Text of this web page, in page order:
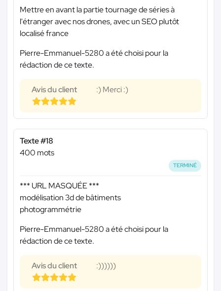
Mettre en avant la partie tournage de séries à
l'étranger avec nos drones, avec un SEO plutôt
localisé france
Pierre-Emmanuel-5280 a été choisi pour la
rédaction de ce texte.
Avis du client :) Merci :)
Texte #18
400 mots
TERMINÉ
*** URL MASQUÉE ***
modélisation 3d de bâtiments
photogrammétrie
Pierre-Emmanuel-5280 a été choisi pour la
rédaction de ce texte.
Avis du client :))))))